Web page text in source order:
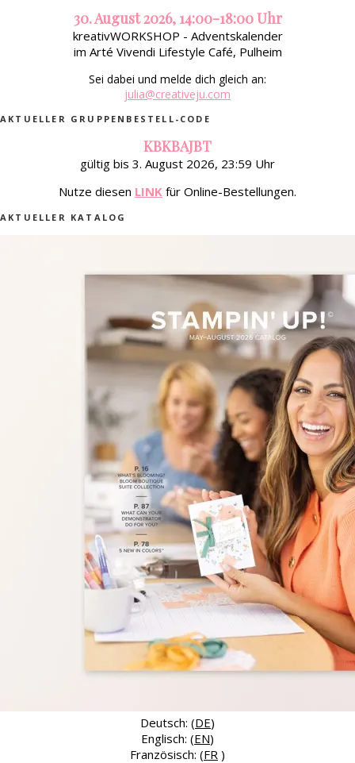
30. August 2026, 14:00-18:00 Uhr
kreativWORKSHOP - Adventskalender
im Arté Vivendi Lifestyle Café, Pulheim
Sei dabei und melde dich gleich an:
julia@creativeju.com
AKTUELLER GRUPPENBESTELL-CODE
KBKBAJBT
gültig bis 3. August 2026, 23:59 Uhr
Nutze diesen LINK für Online-Bestellungen.
AKTUELLER KATALOG
Deutsch: (DE)
Englisch: (EN)
Französisch: (FR )